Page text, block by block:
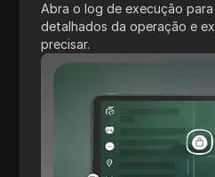
Abra o log de execução
detalhados da operação e
precisar.